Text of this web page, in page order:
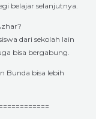
belajar selanjutnya.
dari sekolah lain
bisa bergabung.
Bunda bisa lebih